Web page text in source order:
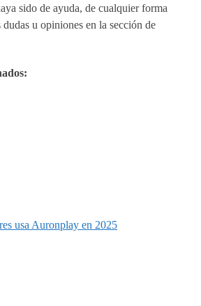
sido de ayuda, de cualquier forma
dudas u opiniones en la sección de
usa Auronplay en 2025